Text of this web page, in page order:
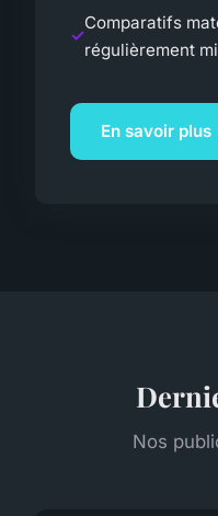
Comparatifs
régulièrement
En savoir plus
Nos